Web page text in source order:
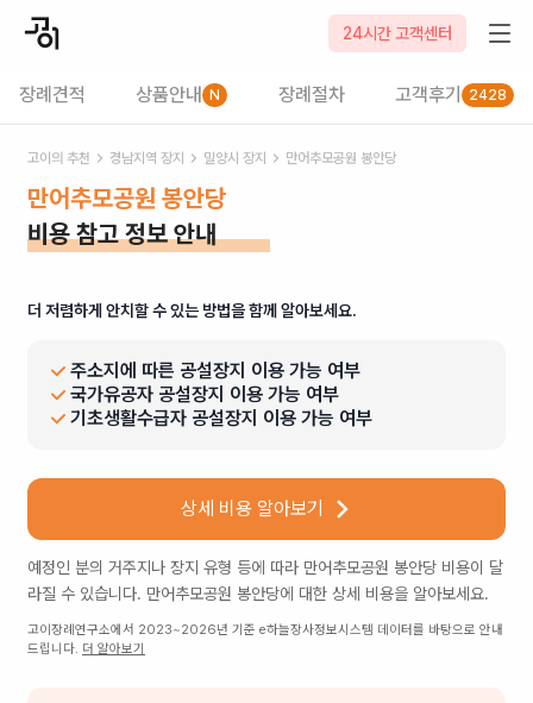
24시간 고객센터
장례견적 상품안내 N 장례절차 고객후기 2428
고이의 추천 경남지역 장지 밀양시 장지 만어추모공원 봉안당
만어추모공원 봉안당
비용 참고 정보 안내
더 저렴하게 안치할 수 있는 방법을 함께 알아보세요.
주소지에 따른 공설장지 이용 가능 여부
국가유공자 공설장지 이용 가능 여부
기초생활수급자 공설장지 이용 가능 여부
상세 비용 알아보기
예정인 분의 거주지나 장지 유형 등에 따라 만어추모공원 봉안당 비용이 달
라질 수 있습니다. 만어추모공원 봉안당에 대한 상세 비용을 알아보세요.
고이장례연구소에서 2023~2026년 기준 e하늘장사정보시스템 데이터를 바탕으로 안내
드립니다. 더 알아보기